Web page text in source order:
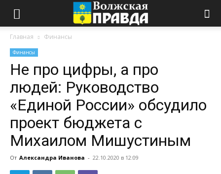
Главная Финансы
Финансы
Не про цифры, а про
людей: Руководство
«Единой России» обсудило
проект бюджета с
Михаилом Мишустиным
От Александра Иванова - 22.10.2020 в 12:09